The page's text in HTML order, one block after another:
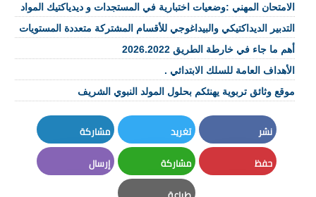
الامتحان المهني :وضعيات اختبارية في المستجدات و ديدياكتيك المواد
التدبير الديداكتيكي والبيداغوجي للأقسام المشتركة متعددة المستويات
أهم ما جاء في خارطة الطريق 2026.2022
الأهداف العامة للسلك الابتدائي .
موقع وثائق تربوية يهنئكم بحلول المولد النبوي الشريف
نشر
Facebook
تغريد
Twitter
مشاركة
LinkedIn
حفظ مشاركة
Whatsapp
إرسال